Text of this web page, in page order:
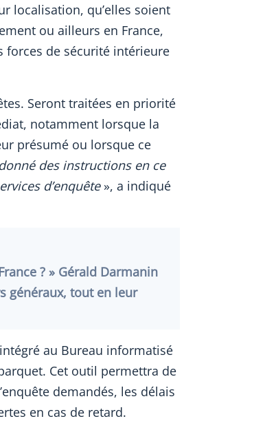
localisation, qu’elles soient
ou ailleurs en France,
forces de sécurité intérieure
Seront traitées en priorité
notamment lorsque la
présumé ou lorsque ce
donné des instructions en ce
d’enquête», a indiqué
? » Gérald Darmanin
généraux, tout en leur
au Bureau informatisé
Cet outil permettra de
demandés, les délais
en cas de retard.